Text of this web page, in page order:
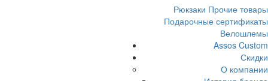
Рюкзаки Прочие товары
Подарочные сертификаты
Велошлемы
Assos Custom
Скидки
О компании